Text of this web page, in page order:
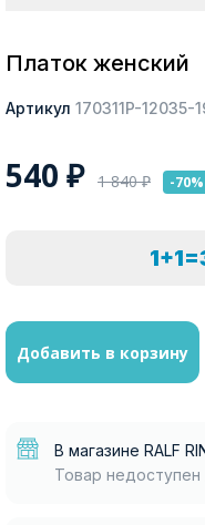
Платок женский
Артикул 170311P-12035-
540 ₽ 1 840₽ -70%
Добавить в корзину
В магазине RALF
Товар недоступен